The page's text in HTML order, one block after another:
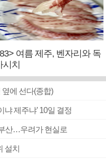
여름 제주, 벤자리와 독
시치
에 선다(종합)
냐 제주냐’ 10일 결정
산…우려가 현실로
설치